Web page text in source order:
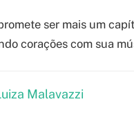
ser mais um
corações com sua
Malavazzi